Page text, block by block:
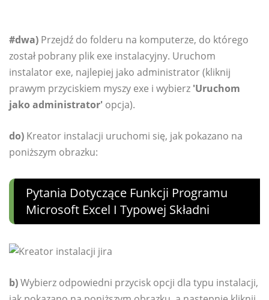
#dwa) Przejdź do folderu na komputerze, do którego
został pobrany plik exe instalacyjny. Uruchom
instalator exe, najlepiej jako administrator (kliknij
prawym przyciskiem myszy exe i wybierz 'Uruchom
jako administrator' opcja).
do) Kreator instalacji uruchomi się, jak pokazano na
poniższym obrazku:
Pytania Dotyczące Funkcji Programu
Microsoft Excel I Typowej Składni
b)Wybierz odpowiedni przycisk opcji dla typu instalacji,